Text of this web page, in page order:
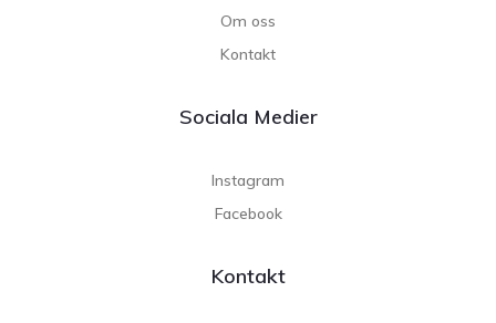
Om oss
Kontakt
Sociala Medier
Instagram
Facebook
Kontakt